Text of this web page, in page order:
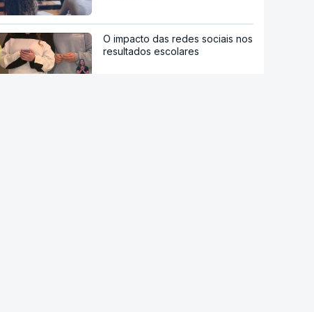
O impacto das redes sociais nos
resultados escolares